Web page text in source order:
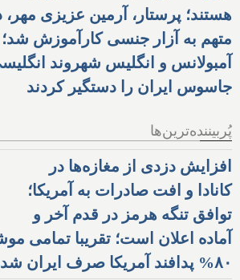
هستند؛ پرستار، آرمین عزیزی مهر، در
متهم به آزار جنسی کارآموزش شد؛
آمبولانس و انگلیس شهروند
جاسوس ایران را دستگیر کردند
پُربیننده‌ترین‌ها
افزایش دزدی از مغازه‌ها در
کانادا و افت صادرات به آمریکا؛
توافق تنگه هرمز در قدم آخر و
آماده اعلان است؛ تقریبا تمامی
۸۰% پدافند آمریکا صرف ایران شده